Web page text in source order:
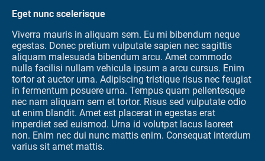
Eget nunc scelerisque
Viverra mauris in aliquam sem. Eu mi bibendum neque
egestas. Donec pretium vulputate sapien nec sagittis
aliquam malesuada bibendum arcu. Amet commodo
nulla facilisi nullam vehicula ipsum a arcu cursus. Enim
tortor at auctor urna. Adipiscing tristique risus nec feugiat
in fermentum posuere urna. Tempus quam pellentesque
nec nam aliquam sem et tortor. Risus sed vulputate odio
ut enim blandit. Amet est placerat in egestas erat
imperdiet sed euismod. Urna id volutpat lacus laoreet
non. Enim nec dui nunc mattis enim. Consequat interdum
varius sit amet mattis.